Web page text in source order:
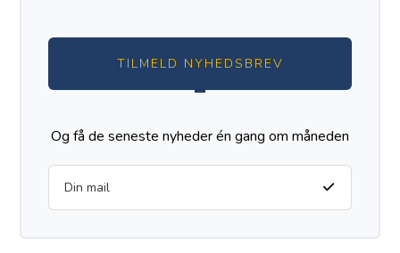
TILMELD NYHEDSBREV
Og få de seneste nyheder én gang om måneden